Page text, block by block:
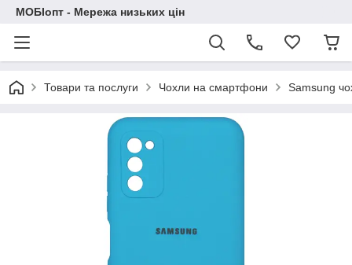
МОБІопт - Мережа низьких цін
Товари та послуги Чохли на смартфони Samsung